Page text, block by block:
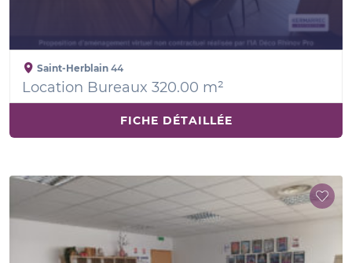
Saint-Herblain 44
Location Bureaux 320.00 m²
FICHE DÉTAILLÉE